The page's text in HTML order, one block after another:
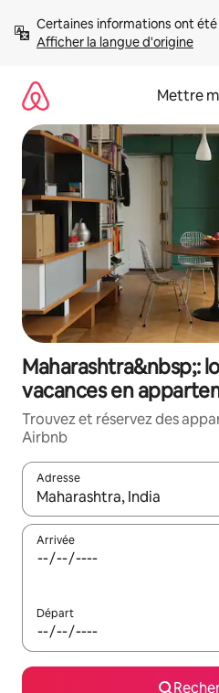
directement
Afficher la langue d'origine
Mettre
Maharashtra&nbsp;:
vacances en
Trouvez et réservez des
Airbnb
Adresse
Lorsque les résultats
Arrivée
Départ